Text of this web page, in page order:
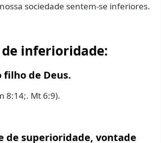
sociedade sentem-se inferiores.
de inferioridade:
filho de Deus.
8:14;. Mt 6:9).
de superioridade, vontade